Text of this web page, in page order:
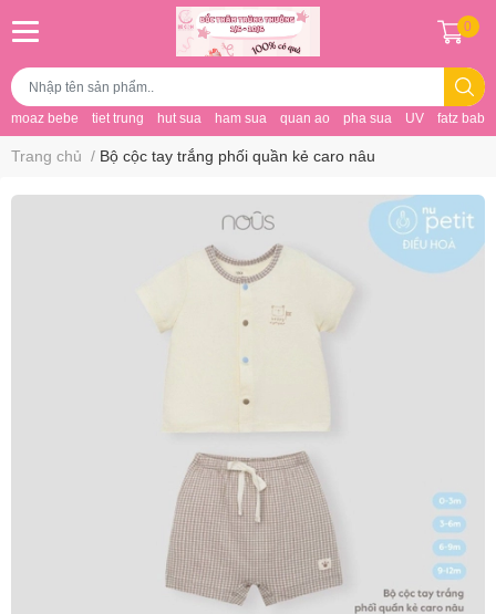
moaz bebe tiet trung hut sua ham sua quan ao pha sua UV fatz baby
0
Trang chủ / Bộ cộc tay trắng phối quần kẻ caro nâu